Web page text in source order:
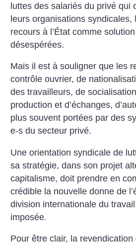
luttes des salariés du privé qui
leurs organisations syndicales,
recours à l’État comme
désespérées.
Mais il est à souligner que les
contrôle ouvrier, de
des travailleurs, de
production et d’échanges,
plus souvent portées par des
e-s du secteur privé.
Une orientation syndicale de
sa stratégie, dans son projet
capitalisme, doit prendre en
crédible la nouvelle donne de
division internationale du
imposée.
Pour être clair, la revendication